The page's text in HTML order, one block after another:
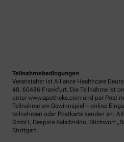
Teilnahmebedingungen
Veranstalter ist Alliance Healthcare
48, 60486 Frankfurt. Die Teilnahme ist
unter www.apotheke.com und per Post
Teilnahme am Gewinnspiel – online
teilnehmen oder Postkarte senden an:
GmbH, Despina Kalaitzidou, Stichwort
Stuttgart.